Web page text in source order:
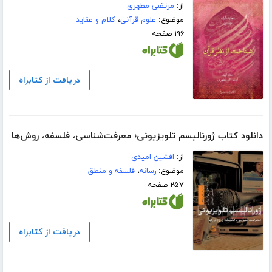
از: مرتضی مطهری
موضوع: علوم قرآنی،کلام و عقاید
۱۹۶ صفحه
دریافت از کتابراه
دانلود کتاب ژورنالیسم تلویزیونی؛ معرفت‌شناسی، فلسفه، روش‌ها
از: افشین امیدی
موضوع:رسانه،فلسفه و منطق
۲۵۷ صفحه
دریافت از کتابراه